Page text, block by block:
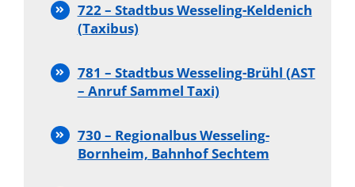
722 – Stadtbus Wesseling-Keldenich
(Taxibus)
781 – Stadtbus Wesseling-Brühl (AST
– Anruf Sammel Taxi)
730 – Regionalbus Wesseling-
Bornheim, Bahnhof Sechtem